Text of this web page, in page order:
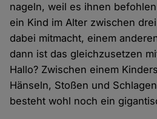
nageln, weil es ihnen
ein Kind im Alter zwischen
dabei mitmacht, einem
dann ist das gleichzusetzen
Hallo? Zwischen einem
Hänseln, Stoßen und
besteht wohl noch ein